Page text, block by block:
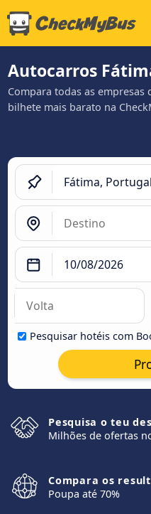
Autocarros
Compara todas as
bilhete mais barato na
Pesquisar hotéis com
Pesquisa o teu
Milhões de ofertas
Compara os
Poupa até 70%